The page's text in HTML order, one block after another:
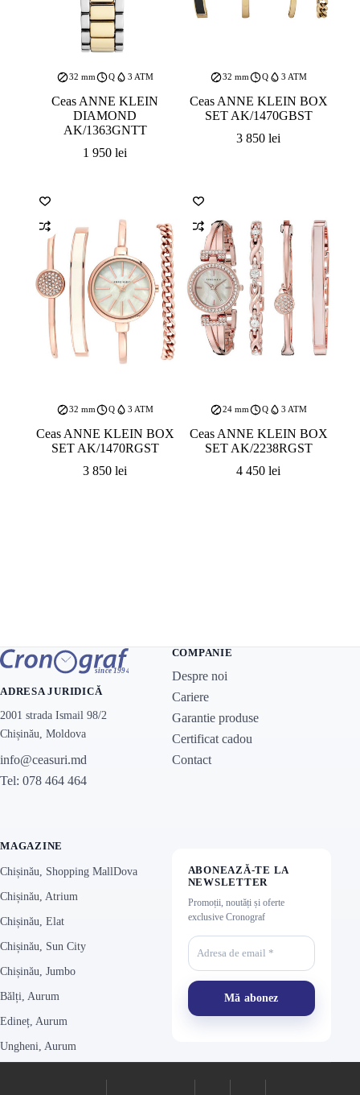
32 mm Q 3 ATM
Ceas ANNE KLEIN
DIAMOND
AK/1363GNTT
1 950lei
32 mm Q 3 ATM
Ceas ANNE KLEIN BOX
SET AK/1470GBST
3 850lei
32 mm Q 3 ATM
Ceas ANNE KLEIN BOX
SET AK/1470RGST
3 850lei
24 mm Q 3 ATM
Ceas ANNE KLEIN BOX
SET AK/2238RGST
4 450lei
ADRESA JURIDICĂ
2001 strada Ismail 98/2
Chișinău, Moldova
info@ceasuri.md
Tel: 078 464 464
COMPANIE
Despre noi
Cariere
Garantie produse
Certificat cadou
Contact
MAGAZINE
Chișinău, Shopping MallDova
Chișinău, Atrium
Chișinău, Elat
Chișinău, Sun City
Chișinău, Jumbo
Bălți, Aurum
Edineț, Aurum
Ungheni, Aurum
ABONEAZĂ-TE LA
NEWSLETTER
Promoții, noutăți și oferte
exclusive Cronograf